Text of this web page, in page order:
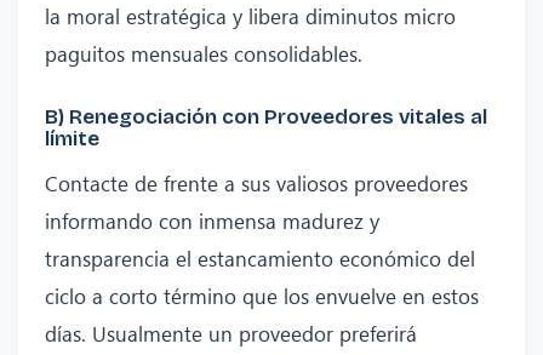
la moral estratégica y libera diminutos micro
paguitos mensuales consolidables.
B) Renegociación con Proveedores vitales al
límite
Contacte de frente a sus valiosos proveedores
informando con inmensa madurez y
transparencia el estancamiento económico del
ciclo a corto término que los envuelve en estos
días. Usualmente un proveedor preferirá